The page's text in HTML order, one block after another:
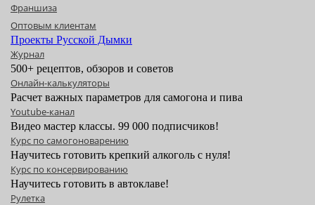
Франшиза
Оптовым клиентам
Проекты Русской Дымки
Журнал
500+ рецептов, обзоров и советов
Онлайн-калькуляторы
Расчет важных параметров для самогона и пива
Youtube-канал
Видео мастер классы. 99 000 подписчиков!
Курс по самогоноварению
Научитесь готовить крепкий алкоголь с нуля!
Курс по консервированию
Научитесь готовить в автоклаве!
Рулетка